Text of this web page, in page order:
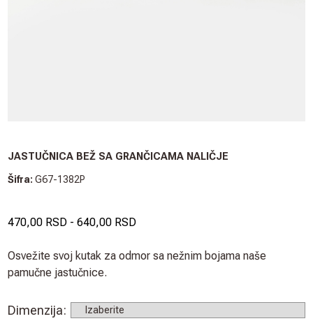
JASTUČNICA BEŽ SA GRANČICAMA NALIČJE
Šifra: G67-1382P
470,00 RSD - 640,00 RSD
Osvežite svoj kutak za odmor sa nežnim bojama naše
pamučne jastučnice.
Dimenzija: